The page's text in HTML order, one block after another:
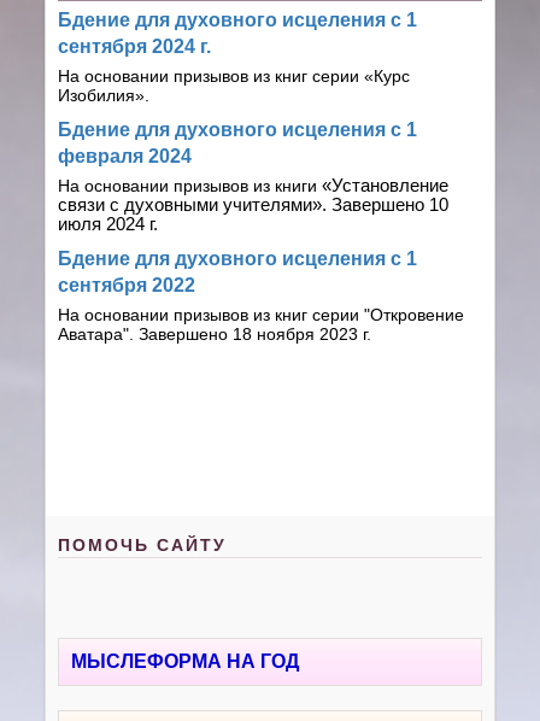
Бдение для духовного исцеления с 1
сентября 2024 г.
На основании призывов из книг серии«Курс
Изобилия».
Бдение для духовного исцеления с 1
февраля 2024
На основании призывов из книги«Установление
связи с духовными учителями». Завершено 10
июля 2024 г.
Бдение для духовного исцеления с 1
сентября 2022
На основании призывов из книг серии "Откровение
Аватара". Завершено 18 ноября 2023 г.
ПОМОЧЬ САЙТУ
МЫСЛЕФОРМА НА ГОД